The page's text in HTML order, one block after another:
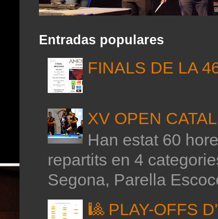
Entradas populares
FINALS DE LA
XV OPEN
Han estat 60
repartits en 4
Segona, Parella
🎱 PLAY-OFFS